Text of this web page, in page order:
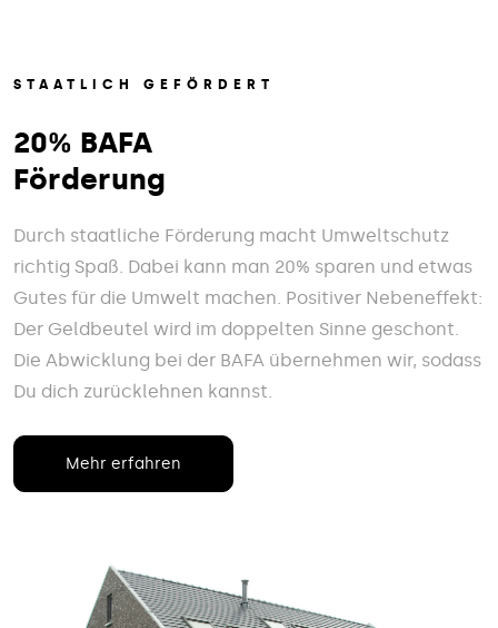
STAATLICH GEFÖRDERT
20% BAFA
Förderung
Durch staatliche Förderung macht Umweltschutz
richtig Spaß. Dabei kann man 20% sparen und etwas
Gutes für die Umwelt machen. Positiver Nebeneffekt:
Der Geldbeutel wird im doppelten Sinne geschont.
Die Abwicklung bei der BAFA übernehmen wir, sodass
Du dich zurücklehnen kannst.
Mehr erfahren